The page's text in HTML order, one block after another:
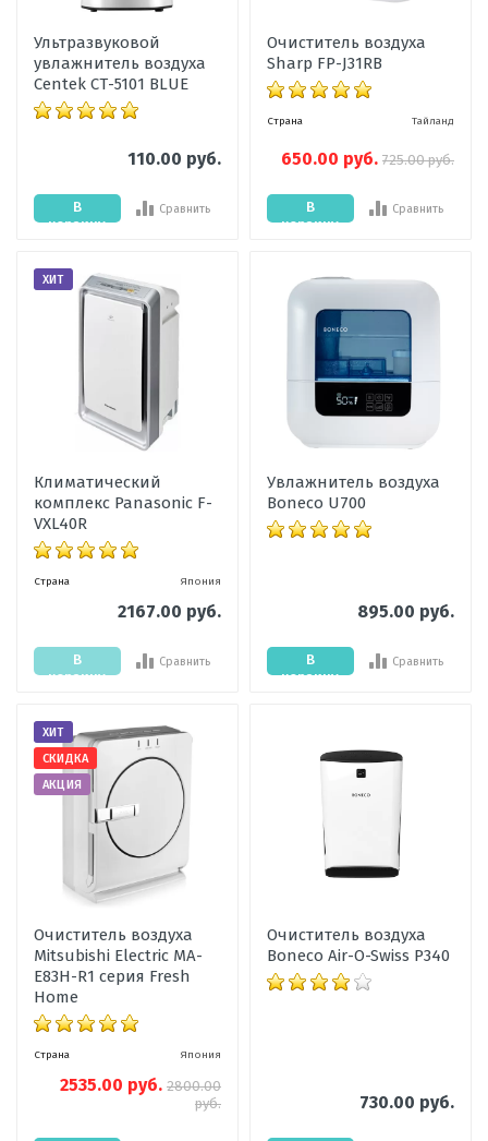
Ультразвуковой
увлажнитель воздуха
Centek СТ-5101 BLUE
110.00 руб.
В
корзину
Сравнить
Очиститель воздуха
Sharp FP-J31RB
Страна Тайланд
650.00 руб. 725.00 руб.
В
корзину
Сравнить
ХИТ
Климатический
комплекс Panasonic F-
VXL40R
Страна Япония
2167.00 руб.
В
корзину
Сравнить
Увлажнитель воздуха
Boneco U700
895.00 руб.
В
корзину
Сравнить
ХИТ
СКИДКА
АКЦИЯ
Очиститель воздуха
Mitsubishi Electric MA-
E83H-R1 серия Fresh
Home
Страна Япония
2535.00 руб. 2800.00
руб.
Очиститель воздуха
Boneco Air-O-Swiss P340
730.00 руб.